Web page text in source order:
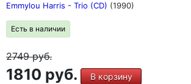
Emmylou Harris - Trio (CD) (1990)
Есть в наличии
2749руб.
1810 руб. В корзину